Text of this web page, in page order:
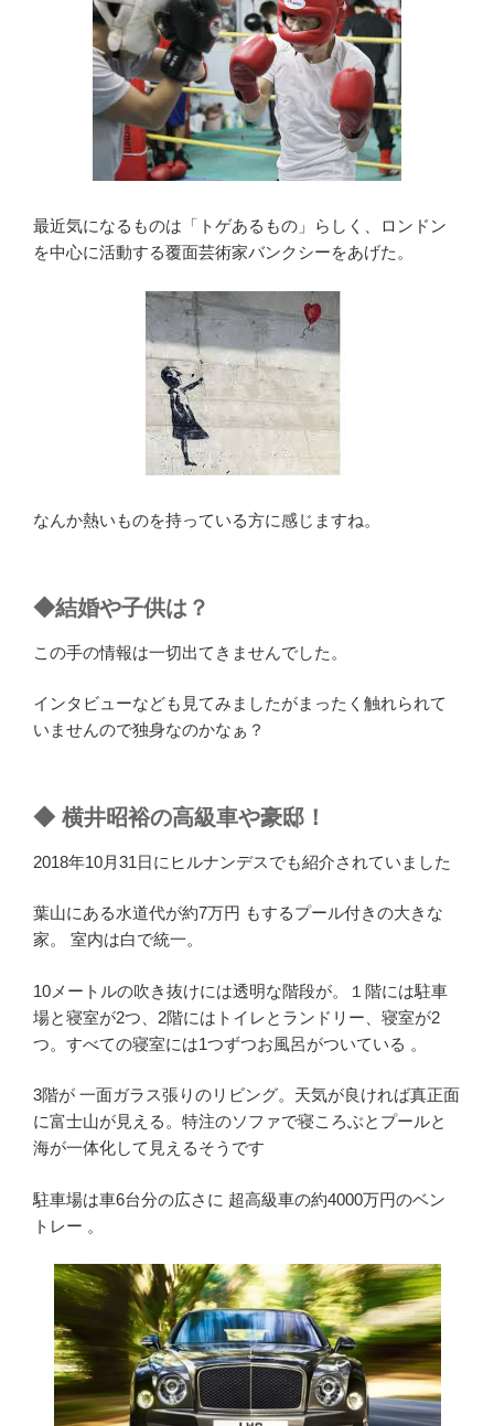
最近気になるものは「トゲあるもの」らしく、ロンドン
を中心に活動する覆面芸術家バンクシーをあげた。
なんか熱いものを持っている方に感じますね。
◆結婚や子供は？
この手の情報は一切出てきませんでした。
インタビューなども見てみましたがまったく触れられて
いませんので独身なのかなぁ？
◆ 横井昭裕の高級車や豪邸！
2018年10月31日にヒルナンデスでも紹介されていました
葉山にある水道代が約7万円 もするプール付きの大きな
家。 室内は白で統一。
10メートルの吹き抜けには透明な階段が。１階には駐車
場と寝室が2つ、2階にはトイレとランドリー、寝室が2
つ。すべての寝室には1つずつお風呂がついている 。
3階が 一面ガラス張りのリビング。天気が良ければ真正面
に富士山が見える。特注のソファで寝ころぶとプールと
海が一体化して見えるそうです
駐車場は車6台分の広さに 超高級車の約4000万円のベン
トレー 。